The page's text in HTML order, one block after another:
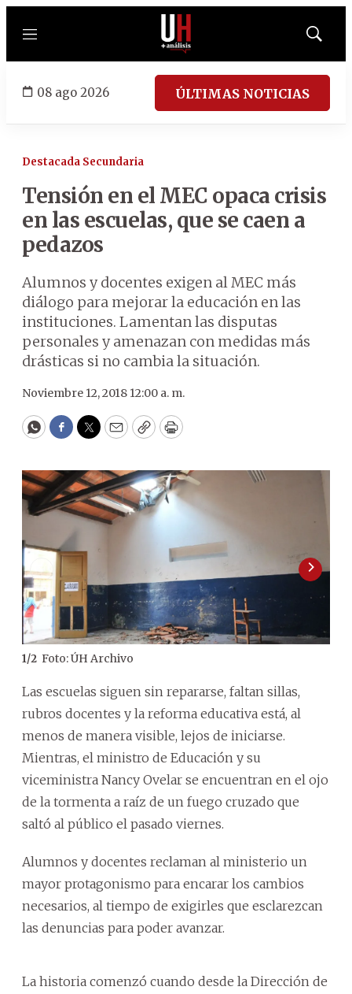
Menú
Mostrar
08 ago 2026 ÚLTIMAS NOTICIAS
Destacada Secundaria
Tensión en el MEC opaca crisis
en las escuelas, que se caen a
pedazos
Alumnos y docentes exigen al MEC más
diálogo para mejorar la educación en las
instituciones. Lamentan las disputas
personales y amenazan con medidas más
drásticas si no cambia la situación.
Noviembre 12, 2018 12:00 a. m.
WhatsApp
Facebook
Twitter
EmailCopyPrint
1/2 Foto: ÚH Archivo
Las escuelas siguen sin repararse, faltan sillas,
rubros docentes y la reforma educativa está, al
menos de manera visible, lejos de iniciarse.
Mientras, el ministro de Educación y su
viceministra Nancy Ovelar se encuentran en el ojo
de la tormenta a raíz de un fuego cruzado que
saltó al público el pasado viernes.
Alumnos y docentes reclaman al ministerio un
mayor protagonismo para encarar los cambios
necesarios, al tiempo de exigirles que esclarezcan
las denuncias para poder avanzar.
La historia comenzó cuando desde la Dirección de